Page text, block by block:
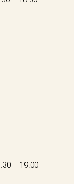
– 19.00